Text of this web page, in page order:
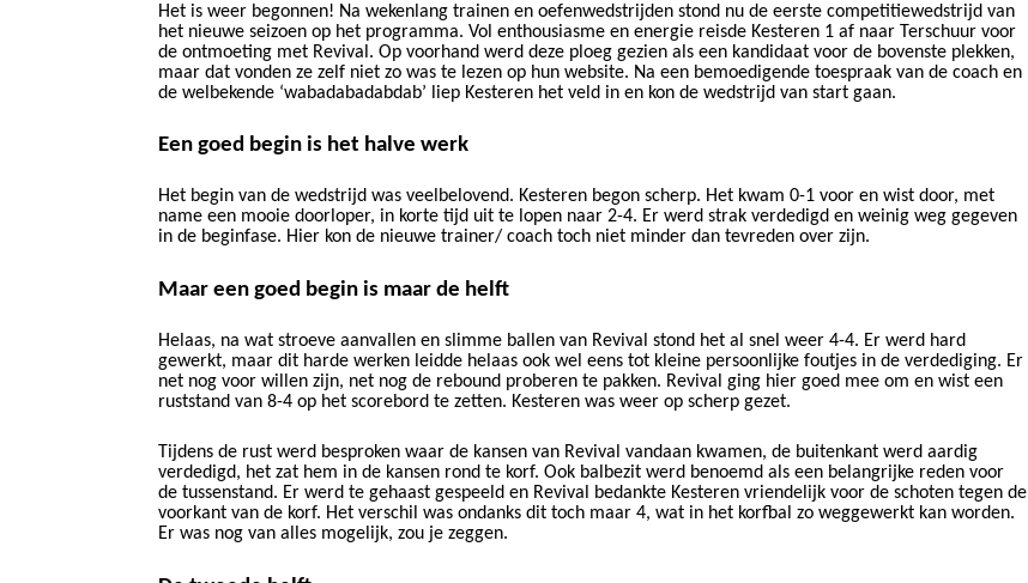
Het is weer begonnen! Na wekenlang trainen en oefenwedstrijden stond nu de eerste competitiewedstrijd van
het nieuwe seizoen op het programma. Vol enthousiasme en energie reisde Kesteren 1 af naar Terschuur voor
de ontmoeting met Revival. Op voorhand werd deze ploeg gezien als een kandidaat voor de bovenste plekken,
maar dat vonden ze zelf niet zo was te lezen op hun website. Na een bemoedigende toespraak van de coach en
de welbekende ‘wabadabadabdab’ liep Kesteren het veld in en kon de wedstrijd van start gaan.
Een goed begin is het halve werk
Het begin van de wedstrijd was veelbelovend. Kesteren begon scherp. Het kwam 0-1 voor en wist door, met
name een mooie doorloper, in korte tijd uit te lopen naar 2-4. Er werd strak verdedigd en weinig weg gegeven
in de beginfase. Hier kon de nieuwe trainer/ coach toch niet minder dan tevreden over zijn.
Maar een goed begin is maar de helft
Helaas, na wat stroeve aanvallen en slimme ballen van Revival stond het al snel weer 4-4. Er werd hard
gewerkt, maar dit harde werken leidde helaas ook wel eens tot kleine persoonlijke foutjes in de verdediging. Er
net nog voor willen zijn, net nog de rebound proberen te pakken. Revival ging hier goed mee om en wist een
ruststand van 8-4 op het scorebord te zetten. Kesteren was weer op scherp gezet.
Tijdens de rust werd besproken waar de kansen van Revival vandaan kwamen, de buitenkant werd aardig
verdedigd, het zat hem in de kansen rond te korf. Ook balbezit werd benoemd als een belangrijke reden voor
de tussenstand. Er werd te gehaast gespeeld en Revival bedankte Kesteren vriendelijk voor de schoten tegen de
voorkant van de korf. Het verschil was ondanks dit toch maar 4, wat in het korfbal zo weggewerkt kan worden.
Er was nog van alles mogelijk, zou je zeggen.